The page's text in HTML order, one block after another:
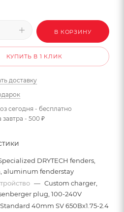
В КОРЗИНУ
КУПИТЬ В 1 КЛИК
доставку
сегодня - бесплатно
завтра - 500 ₽
DRYTECH fenders,
aluminum fenderstay
— Custom charger,
plug, 100-240V
Standard 40mm SV 650Bx1.75-2.4